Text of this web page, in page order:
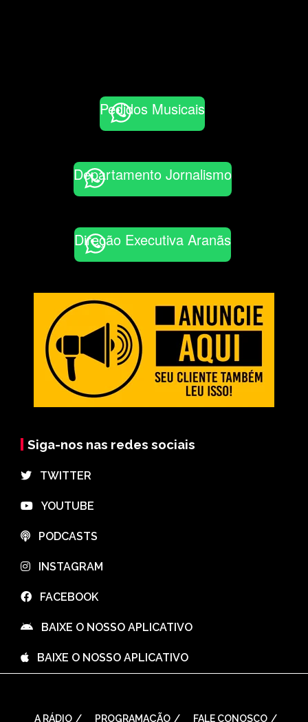
Pedidos Musicais
Departamento Jornalismo
Direção Executiva Aranãs
Siga-nos nas redes sociais
⠀TWITTER
⠀YOUTUBE
⠀PODCASTS
⠀INSTAGRAM
⠀FACEBOOK
⠀BAIXE O NOSSO APLICATIVO
⠀BAIXE O NOSSO APLICATIVO
A RÁDIO PROGRAMAÇÃO FALE CONOSCO